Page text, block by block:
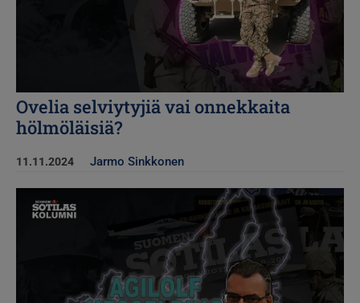
Ovelia selviytyjiä vai onnekkaita
hölmöläisiä?
11.11.2024 Jarmo Sinkkonen
Kuva